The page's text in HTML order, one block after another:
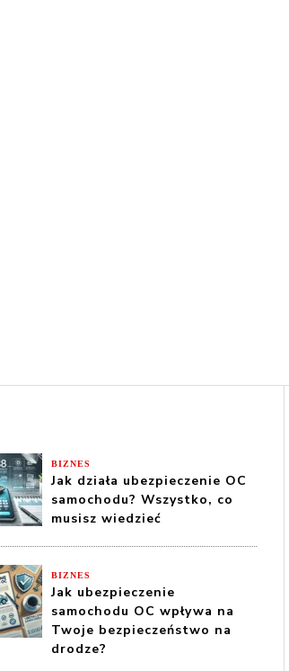
BIZNES
Jak działa ubezpieczenie OC
samochodu? Wszystko, co
musisz wiedzieć
BIZNES
Jak ubezpieczenie
samochodu OC wpływa na
Twoje bezpieczeństwo na
drodze?